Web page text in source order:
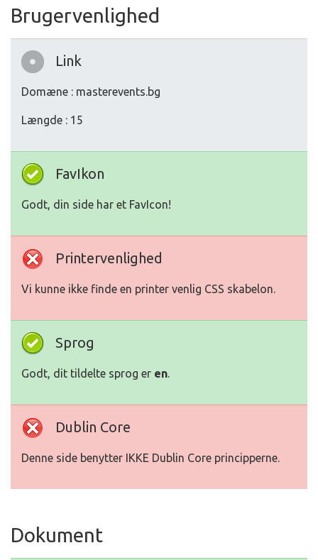
Brugervenlighed
Link
Domæne : masterevents.bg
Længde : 15
FavIkon
Godt, din side har et FavIcon!
Printervenlighed
Vi kunne ikke finde en printer venlig CSS skabelon.
Sprog
Godt, dit tildelte sprog er en.
Dublin Core
Denne side benytter IKKE Dublin Core principperne.
Dokument